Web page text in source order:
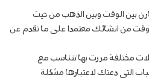
قارن بين الوقت وبين الذهب من حيث
من انشائك معتمدا على ما تقدم عن
مختلفة مررت بها تتناسب مع
التي دعتك لاعتبارها مشكلة